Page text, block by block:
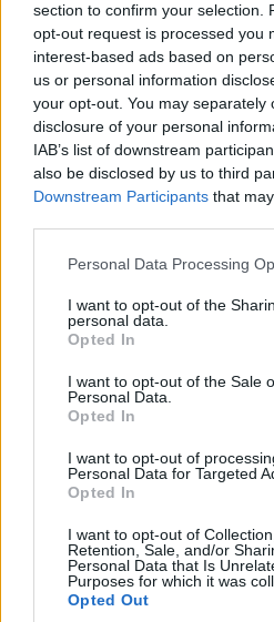
section to confirm your selection.
opt-out request is processed you
interest-based ads based on
us or personal information
your opt-out. You may separately
disclosure of your personal
IAB’s list of downstream
also be disclosed by us to third
Downstream Participants that
Please note that this website/app
not limited to your visit or usage
grant or deny consent to Google
use your data for below specified
consent section.
Personal Data Processing
I want to opt-out of the
personal data.
Opted In
I want to opt-out of the Sale
Personal Data.
Opted In
I want to opt-out of
Personal Data for Targeted
Opted In
I want to opt-out of
Retention, Sale, and/or
Personal Data that Is
Purposes for which it was
Opted Out
Δείτε τις σημερινές
εξαφανισμένου Αμερικανού